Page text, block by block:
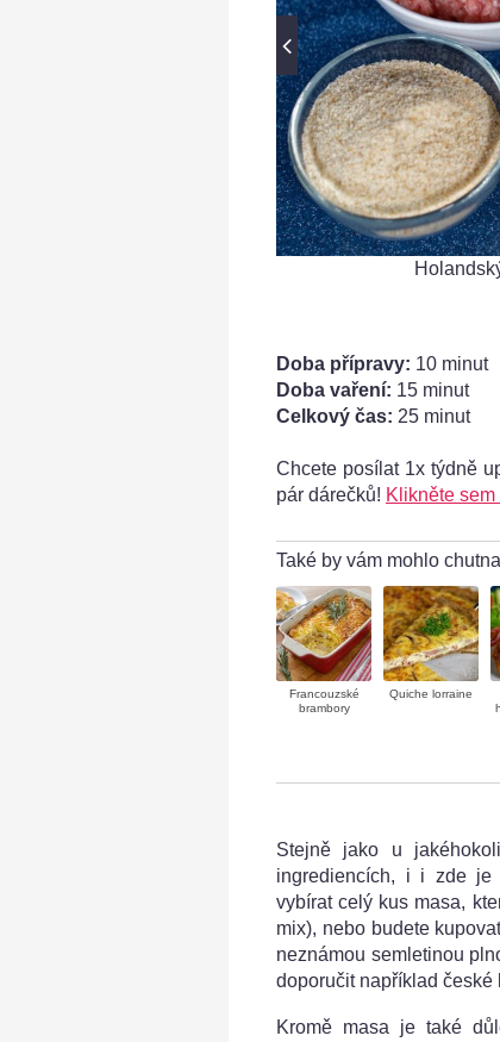
Doba přípravy: 10 minut
Doba vaření: 15 minut
Celkový čas: 25 minut
Chcete posílat 1x týdně
pár dárečků! Klikněte
Také by vám mohlo
Francouzské
brambory
Quiche lorraine
Stejně jako u
ingrediencích, i i zde je
vybírat celý kus masa,
mix), nebo budete
neznámou semletinou
doporučit například české
Kromě masa je také